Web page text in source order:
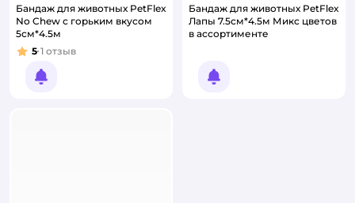
Бандаж для животных PetFlex
No Chew с горьким вкусом
5см*4.5м
Рейтинг:
5 1 отзыв
Уведомить о появлении
Бандаж для животных PetFlex
Лапы 7.5см*4.5м Микс цветов
в ассортименте
Уведомить о появлении